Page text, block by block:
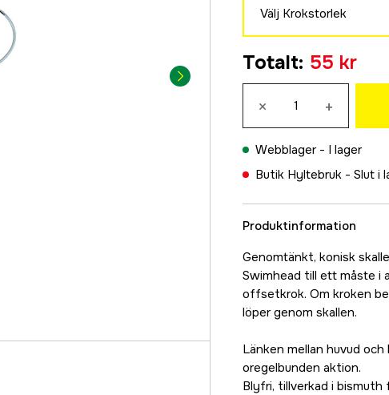
59 kr
15 g
69 kr
5 g
55 kr
Välj Krokstorlek
59 kr
55 kr
55 kr
Totalt: 55 kr
× +
Webblager - I lager
Butik Hyltebruk - Slut i
Produktinformation
Genomtänkt, konisk
Swimhead till ett måste i
offsetkrok. Om kroken
löper genom skallen.
Länken mellan huvud
oregelbunden aktion.
Blyfri, tillverkad i bismuth